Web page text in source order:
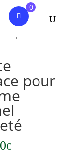
0
pour
pour
€